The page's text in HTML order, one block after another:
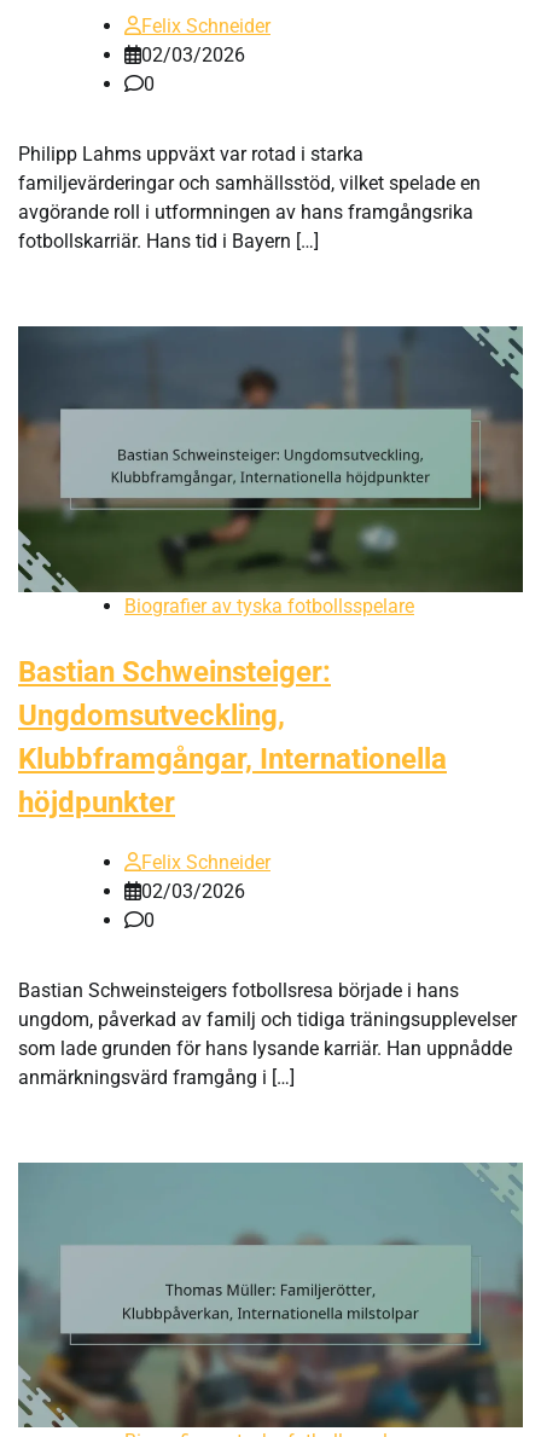
Felix Schneider
02/03/2026
0
Philipp Lahms uppväxt var rotad i starka
familjevärderingar och samhällsstöd, vilket spelade en
avgörande roll i utformningen av hans framgångsrika
fotbollskarriär. Hans tid i Bayern […]
Biografier av tyska fotbollsspelare
Bastian Schweinsteiger:
Ungdomsutveckling,
Klubbframgångar, Internationella
höjdpunkter
Felix Schneider
02/03/2026
0
Bastian Schweinsteigers fotbollsresa började i hans
ungdom, påverkad av familj och tidiga träningsupplevelser
som lade grunden för hans lysande karriär. Han uppnådde
anmärkningsvärd framgång i […]